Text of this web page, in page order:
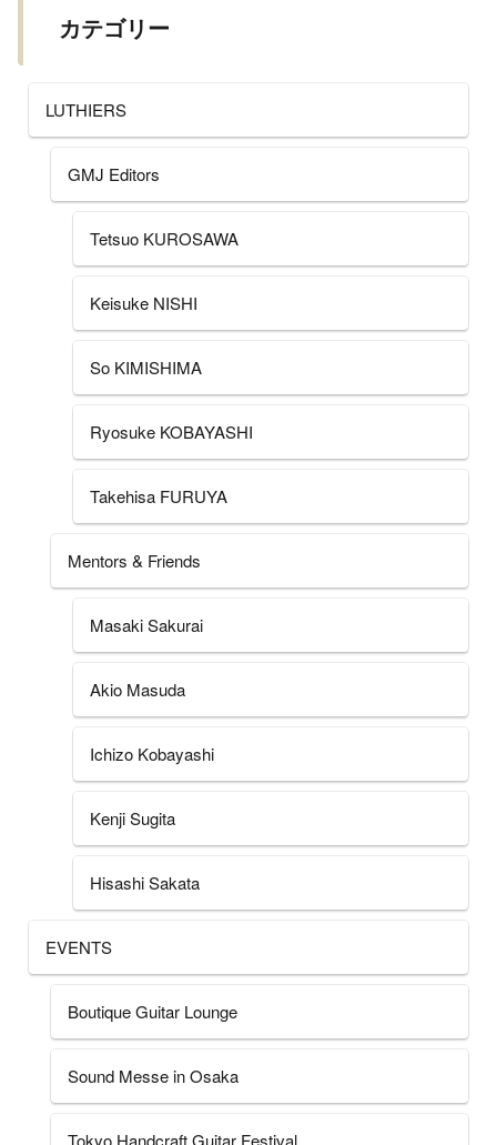
カテゴリー
LUTHIERS
GMJ Editors
Tetsuo KUROSAWA
Keisuke NISHI
So KIMISHIMA
Ryosuke KOBAYASHI
Takehisa FURUYA
Mentors & Friends
Masaki Sakurai
Akio Masuda
Ichizo Kobayashi
Kenji Sugita
Hisashi Sakata
EVENTS
Boutique Guitar Lounge
Sound Messe in Osaka
Tokyo Handcraft Guitar Festival